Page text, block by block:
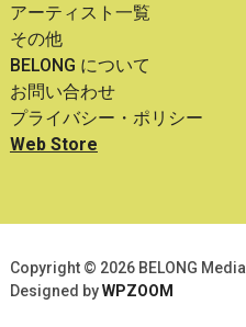
アーティスト一覧
その他
BELONG について
お問い合わせ
プライバシー・ポリシー
Web Store
Copyright © 2026 BELONG Media
Designed byWPZOOM